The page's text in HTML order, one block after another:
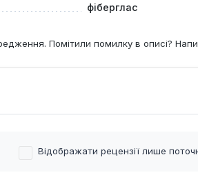
фіберглас
Помітили помилку в описі?
Відображати рецензії лише